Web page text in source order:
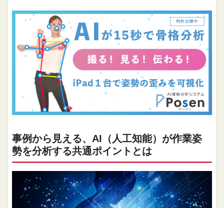
事例から見える、AI（人工知能）が作業姿
勢を分析する共通ポイントとは